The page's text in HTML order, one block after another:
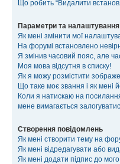
Що робить “Видалити
Параметри та налаштування
Як мені змінити мої
На форумі встановлено
Я змінив часовий пояс, але
Моя мова відсутня в списку!
Як я можу розмістити
Що таке моє звання і як мені
Коли я натискаю на
мене вимагається
Створення повідомлень
Як мені створити тему на
Як мені відредагувати або
Як мені додати підпис до